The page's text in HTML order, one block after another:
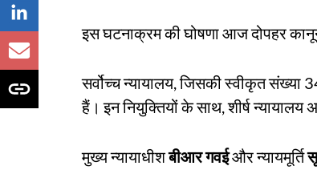
इस घटनाक्रम की घोषणा आज दोपहर
सर्वोच्च न्यायालय, जिसकी स्वीकृत संख्या
हैं। इन नियुक्तियों के साथ, शीर्ष न्यायालय
मुख्य न्यायाधीशबीआर गवईऔर न्यायमूर्ति